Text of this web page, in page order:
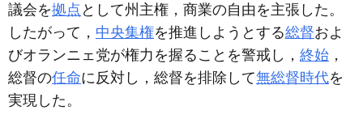
議会を拠点 として州主権，商業の自由を主張した。
したがって， 中央集権を推進しようとする総督およ
びオランニェ党が権力を握ることを警戒し， 終始 ，
総督の任命に反対し，総督を排除して無総督時代を
実現した。